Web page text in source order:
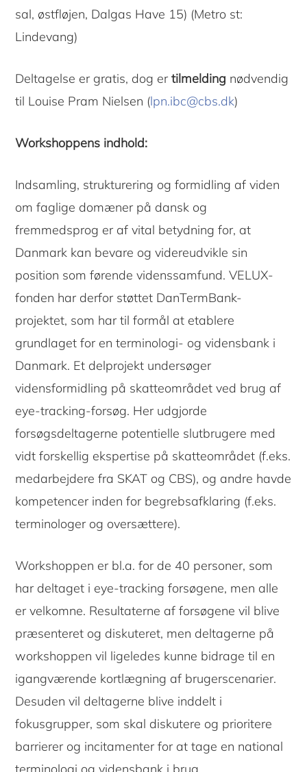
sal, østfløjen, Dalgas Have 15) (Metro st:
Lindevang)
Deltagelse er gratis, dog ertilmelding nødvendig
til Louise Pram Nielsen (lpn.ibc@cbs.dk)
Workshoppens indhold:
Indsamling, strukturering og formidling af viden
om faglige domæner på dansk og
fremmedsprog er af vital betydning for, at
Danmark kan bevare og videreudvikle sin
position som førende videnssamfund. VELUX-
fonden har derfor støttet DanTermBank-
projektet, som har til formål at etablere
grundlaget for en terminologi- og vidensbank i
Danmark. Et delprojekt undersøger
vidensformidling på skatteområdet ved brug af
eye-tracking-forsøg. Her udgjorde
forsøgsdeltagerne potentielle slutbrugere med
vidt forskellig ekspertise på skatteområdet (f.eks.
medarbejdere fra SKAT og CBS), og andre havde
kompetencer inden for begrebsafklaring (f.eks.
terminologer og oversættere).
Workshoppen er bl.a. for de 40 personer, som
har deltaget i eye-tracking forsøgene, men alle
er velkomne. Resultaterne af forsøgene vil blive
præsenteret og diskuteret, men deltagerne på
workshoppen vil ligeledes kunne bidrage til en
igangværende kortlægning af brugerscenarier.
Desuden vil deltagerne blive inddelt i
fokusgrupper, som skal diskutere og prioritere
barrierer og incitamenter for at tage en national